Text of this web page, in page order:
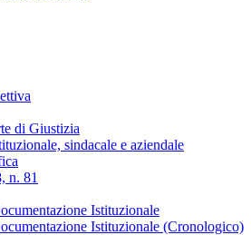
di Giustizia
sindacale e aziendale
n. 81
Istituzionale
Istituzionale (Cronologico)